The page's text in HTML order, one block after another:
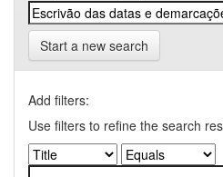
Start a new search
Add filters:
Use filters to refine the search